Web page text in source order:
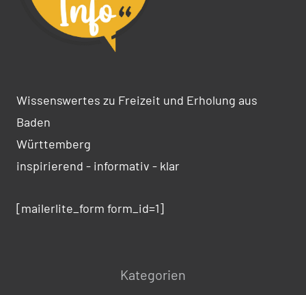
Wissenswertes zu Freizeit und Erholung aus
Baden
Württemberg
inspirierend - informativ - klar
[mailerlite_form form_id=1]
Kategorien